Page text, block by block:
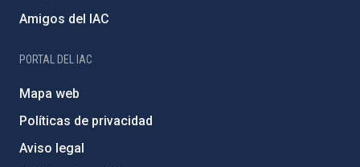
Amigos del IAC
PORTAL DEL IAC
Mapa web
Políticas de privacidad
Aviso legal